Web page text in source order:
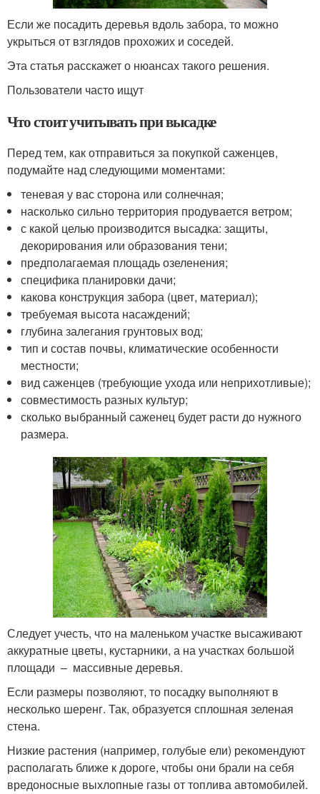
Если же посадить деревья вдоль забора, то можно
укрыться от взглядов прохожих и соседей.
Эта статья расскажет о нюансах такого решения.
Пользователи часто ищут
Что стоит учитывать при высадке
Перед тем, как отправиться за покупкой саженцев,
подумайте над следующими моментами:
теневая у вас сторона или солнечная;
насколько сильно территория продувается ветром;
с какой целью производится высадка: защиты,
декорирования или образования тени;
предполагаемая площадь озеленения;
специфика планировки дачи;
какова конструкция забора (цвет, материал);
требуемая высота насаждений;
глубина залегания грунтовых вод;
тип и состав почвы, климатические особенности
местности;
вид саженцев (требующие ухода или неприхотливые);
совместимость разных культур;
сколько выбранный саженец будет расти до нужного
размера.
Следует учесть, что на маленьком участке высаживают
аккуратные цветы, кустарники, а на участках большой
площади – массивные деревья.
Если размеры позволяют, то посадку выполняют в
несколько шеренг. Так, образуется сплошная зеленая
стена.
Низкие растения (например, голубые ели) рекомендуют
располагать ближе к дороге, чтобы они брали на себя
вредоносные выхлопные газы от топлива автомобилей.